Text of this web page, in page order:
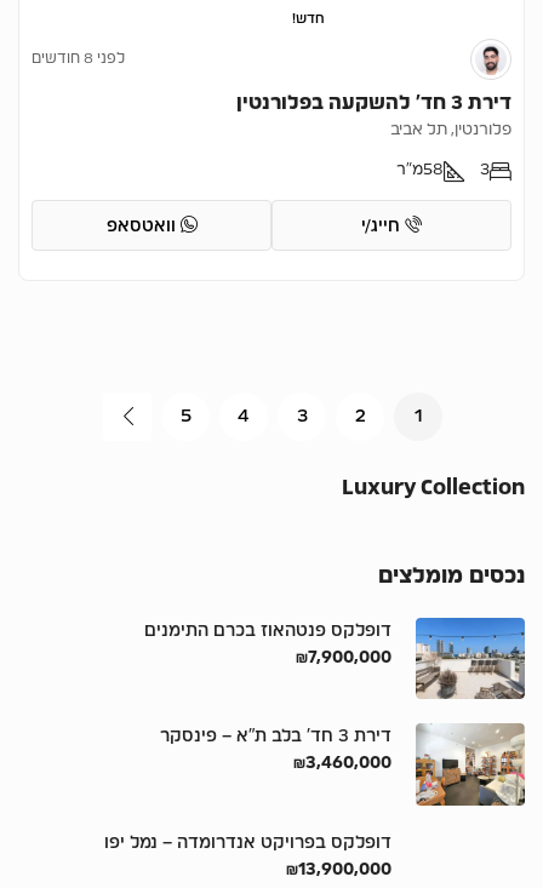
חדש!
לפני 8 חודשים
דירת 3 חד’ להשקעה בפלורנטין
פלורנטין, תל אביב
3
58מ"ר
חייג/י וואטסאפ
1
2
3
4
5
Luxury Collection
נכסים מומלצים
דופלקס פנטהאוז בכרם התימנים
₪7,900,000
דירת 3 חד’ בלב ת”א – פינסקר
₪3,460,000
דופלקס בפרויקט אנדרומדה – נמל יפו
₪13,900,000